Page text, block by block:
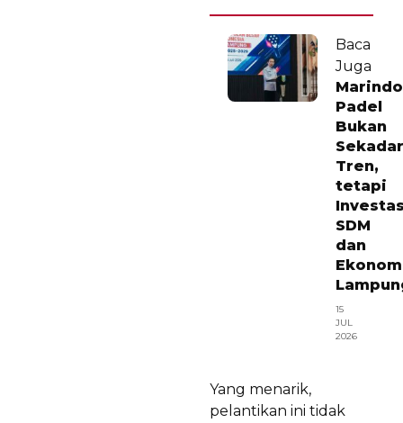
Baca
Juga
Padel
Bukan
Sekadar
Tren,
tetapi
SDM
dan
15
JUL
2026
Yang menarik,
pelantikan ini tidak